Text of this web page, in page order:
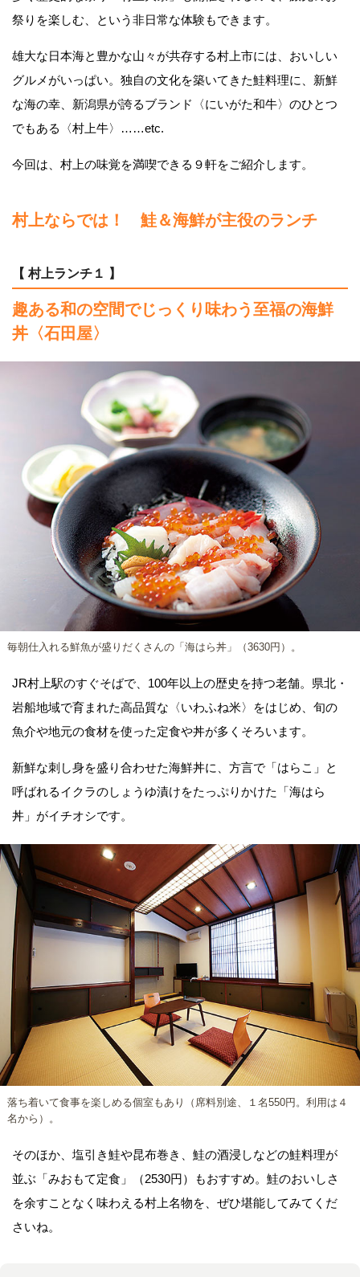
祭りを楽しむ、という非日常な体験もできます。
雄大な日本海と豊かな山々が共存する村上市には、おいしい
グルメがいっぱい。独自の文化を築いてきた鮭料理に、新鮮
な海の幸、新潟県が誇るブランド〈にいがた和牛〉のひとつ
でもある〈村上牛〉……etc.
今回は、村上の味覚を満喫できる９軒をご紹介します。
村上ならでは！ 鮭＆海鮮が主役のランチ
【 村上ランチ１ 】
趣ある和の空間でじっくり味わう至福の海鮮
丼〈石田屋〉
毎朝仕入れる鮮魚が盛りだくさんの「海はら丼」（3630円）。
JR村上駅のすぐそばで、100年以上の歴史を持つ老舗。県北・
岩船地域で育まれた高品質な〈いわふね米〉をはじめ、旬の
魚介や地元の食材を使った定食や丼が多くそろいます。
新鮮な刺し身を盛り合わせた海鮮丼に、方言で「はらこ」と
呼ばれるイクラのしょうゆ漬けをたっぷりかけた「海はら
丼」がイチオシです。
落ち着いて食事を楽しめる個室もあり（席料別途、１名550円。利用は４
名から）。
そのほか、塩引き鮭や昆布巻き、鮭の酒浸しなどの鮭料理が
並ぶ「みおもて定食」（2530円）もおすすめ。鮭のおいしさ
を余すことなく味わえる村上名物を、ぜひ堪能してみてくだ
さいね。